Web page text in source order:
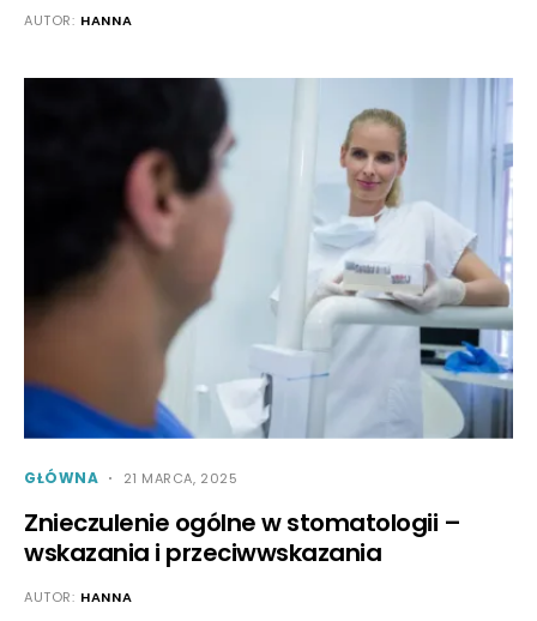
AUTOR: HANNA
GŁÓWNA 21 MARCA, 2025
Znieczulenie ogólne w stomatologii –
wskazania i przeciwwskazania
AUTOR: HANNA